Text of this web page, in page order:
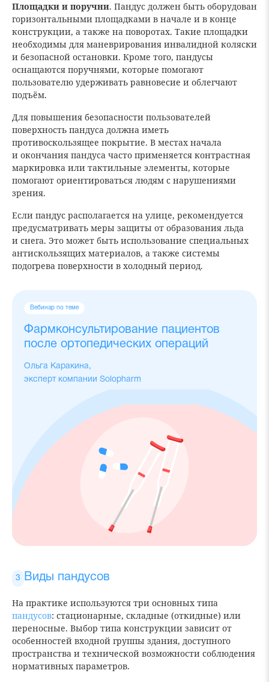
Площадки и поручни. Пандус должен быть оборудован
горизонтальными площадками в начале и в конце
конструкции, а также на поворотах. Такие площадки
необходимы для маневрирования инвалидной коляски
и безопасной остановки. Кроме того, пандусы
оснащаются поручнями, которые помогают
пользователю удерживать равновесие и облегчают
подъём.
Для повышения безопасности пользователей
поверхность пандуса должна иметь
противоскользящее покрытие. В местах начала
и окончания пандуса часто применяется контрастная
маркировка или тактильные элементы, которые
помогают ориентироваться людям с нарушениями
зрения.
Если пандус располагается на улице, рекомендуется
предусматривать меры защиты от образования льда
и снега. Это может быть использование специальных
антискользящих материалов, а также системы
подогрева поверхности в холодный период.
Фармконсультирование пациентов
после ортопедических операций
Вебинар по теме
Ольга Каракина,
эксперт компании Solopharm
Виды пандусов
На практике используются три основных типа
пандусов: стационарные, складные (откидные) или
переносные. Выбор типа конструкции зависит от
особенностей входной группы здания, доступного
пространства и технической возможности соблюдения
нормативных параметров.